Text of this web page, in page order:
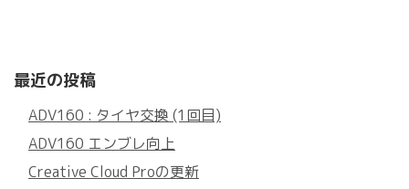
最近の投稿
ADV160 : タイヤ交換 (1回目)
ADV160 エンブレ向上
Creative Cloud Proの更新